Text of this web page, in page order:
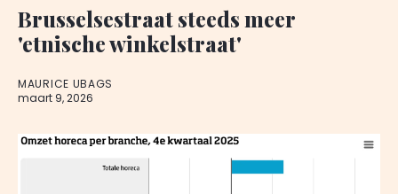
Brusselsestraat steeds meer
'etnische winkelstraat'
MAURICE UBAGS
maart 9, 2026